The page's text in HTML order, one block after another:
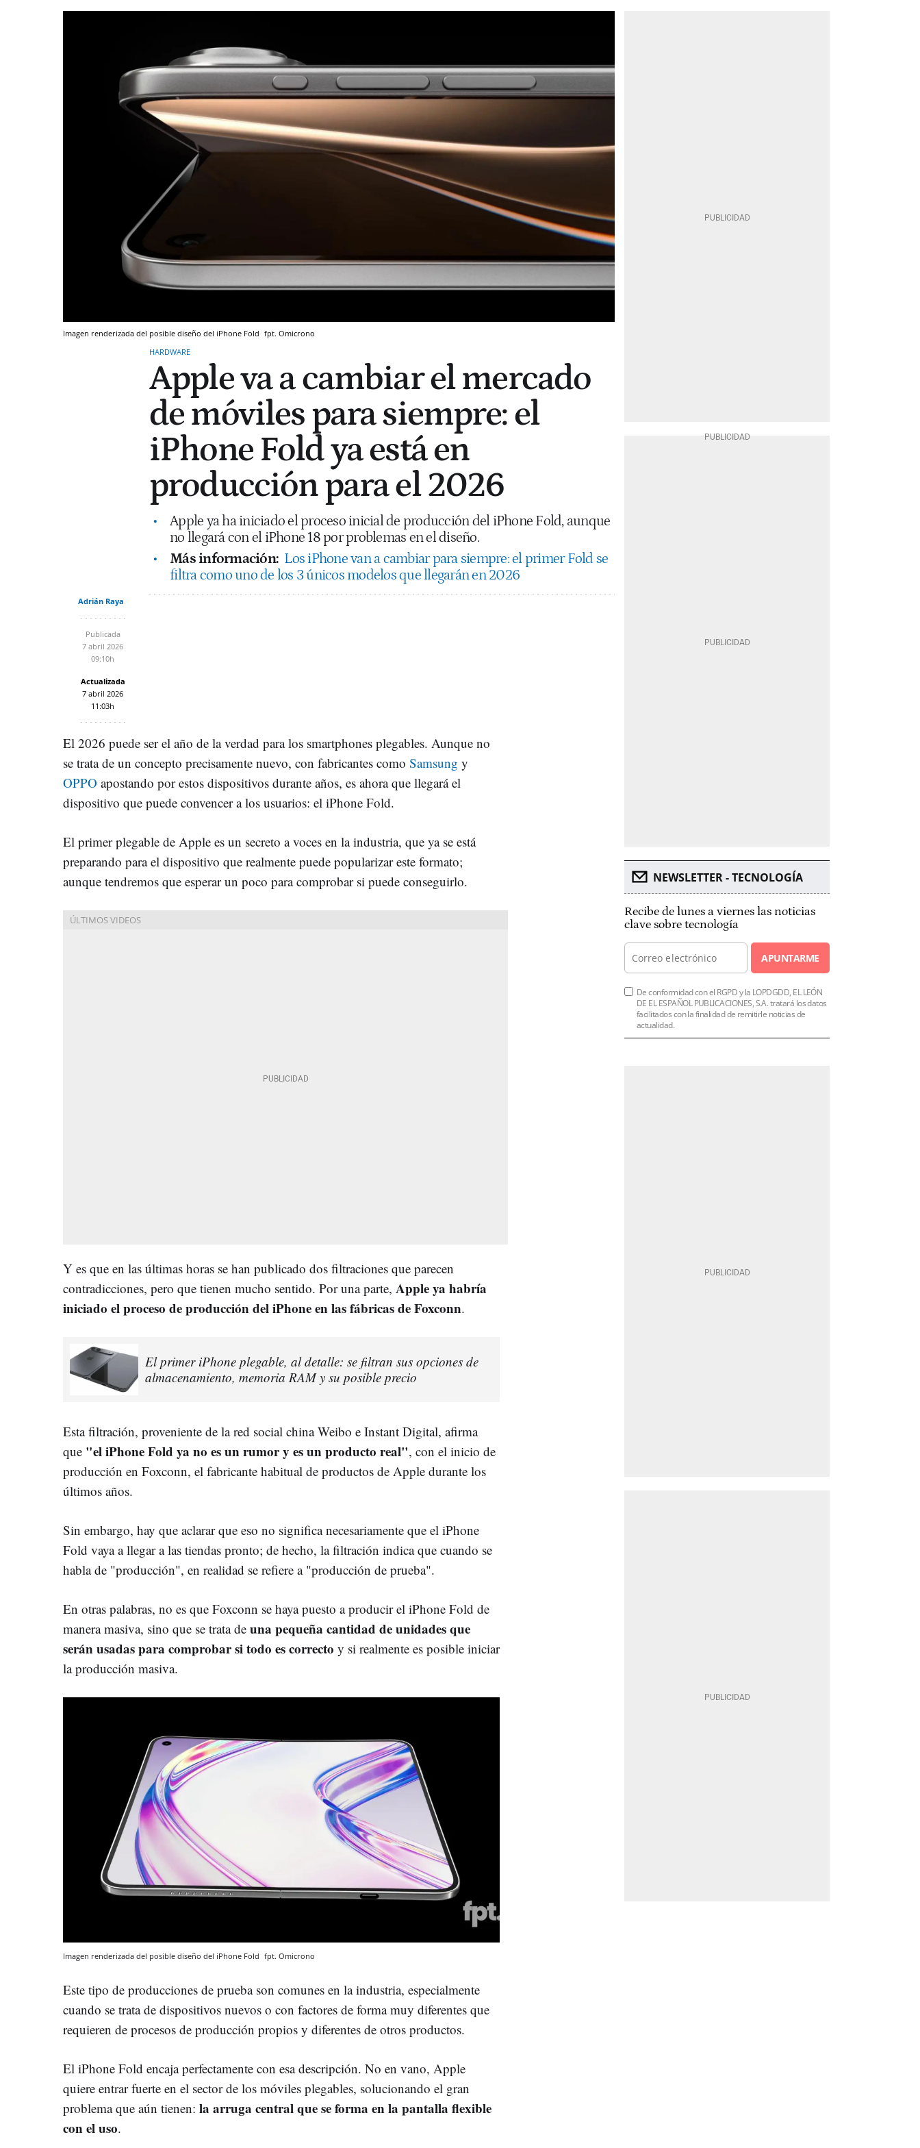
Imagen renderizada del posible diseño del iPhone Fold fpt. Omicrono
HARDWARE
Apple va a cambiar el mercado
de móviles para siempre: el
iPhone Fold ya está en
producción para el 2026
Apple ya ha iniciado el proceso inicial de producción del iPhone Fold, aunque
no llegará con el iPhone 18 por problemas en el diseño.
Más información: Los iPhone van a cambiar para siempre: el primer Fold se
filtra como uno de los 3 únicos modelos que llegarán en 2026
Adrián Raya
Publicada
7 abril 2026
09:10h
Actualizada
7 abril 2026
11:03h
El 2026 puede ser el año de la verdad para los smartphones plegables. Aunque no
se trata de un concepto precisamente nuevo, con fabricantes como Samsung y
OPPO apostando por estos dispositivos durante años, es ahora que llegará el
dispositivo que puede convencer a los usuarios: el iPhone Fold.
El primer plegable de Apple es un secreto a voces en la industria, que ya se está
preparando para el dispositivo que realmente puede popularizar este formato;
aunque tendremos que esperar un poco para comprobar si puede conseguirlo.
Y es que en las últimas horas se han publicado dos filtraciones que parecen
contradicciones, pero que tienen mucho sentido. Por una parte, Apple ya habría
iniciado el proceso de producción del iPhone en las fábricas de Foxconn.
El primer iPhone plegable, al detalle: se filtran sus opciones de
almacenamiento, memoria RAM y su posible precio
Esta filtración, proveniente de la red social china Weibo e Instant Digital, afirma
que "el iPhone Fold ya no es un rumor y es un producto real", con el inicio de
producción en Foxconn, el fabricante habitual de productos de Apple durante los
últimos años.
Sin embargo, hay que aclarar que eso no significa necesariamente que el iPhone
Fold vaya a llegar a las tiendas pronto; de hecho, la filtración indica que cuando se
habla de "producción", en realidad se refiere a "producción de prueba".
En otras palabras, no es que Foxconn se haya puesto a producir el iPhone Fold de
manera masiva, sino que se trata de una pequeña cantidad de unidades que
serán usadas para comprobar si todo es correcto y si realmente es posible iniciar
la producción masiva.
Imagen renderizada del posible diseño del iPhone Fold fpt. Omicrono
Este tipo de producciones de prueba son comunes en la industria, especialmente
cuando se trata de dispositivos nuevos o con factores de forma muy diferentes que
requieren de procesos de producción propios y diferentes de otros productos.
El iPhone Fold encaja perfectamente con esa descripción. No en vano, Apple
quiere entrar fuerte en el sector de los móviles plegables, solucionando el gran
problema que aún tienen: la arruga central que se forma en la pantalla flexible
con el uso.
NEWSLETTER - TECNOLOGÍA
Recibe de lunes a viernes las noticias
clave sobre tecnología
APUNTARME
De conformidad con el RGPD y la LOPDGDD, EL LEÓN
DE EL ESPAÑOL PUBLICACIONES, S.A. tratará los datos
facilitados con la finalidad de remitirle noticias de
actualidad.